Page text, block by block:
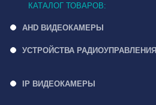
КАТАЛОГ ТОВАРОВ:
AHD ВИДЕОКАМЕРЫ
УСТРОЙСТВА РАДИОУПРАВЛЕНИЯ
IP ВИДЕОКАМЕРЫ